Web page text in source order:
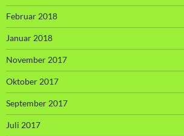
Februar 2018
Januar 2018
November 2017
Oktober 2017
September 2017
Juli 2017